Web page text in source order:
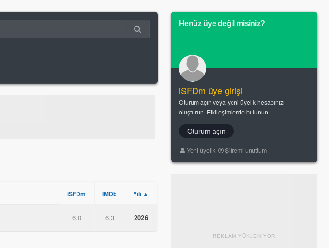
iSFDm IMDb Yılı ▲
6.0 6.3 2026
Henüz üye değil misiniz?
iSFDm üye girişi
Oturum açın veya yeni üyelik hesabınızı
oluşturun. Etkileşimlerde bulunun..
Oturum açın
Yeni üyelik Şifremi unuttum
REKLAM YÜKLENİYOR